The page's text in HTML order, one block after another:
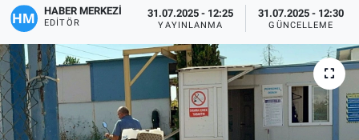
HABER MERKEZİ
EDITÖR
31.07.2025 - 12:25
YAYINLANMA
31.07.2025 - 12:30
GÜNCELLEME
Turizm
Sağlık
Eğitim
Yaşam
Tüm Manşetler
Son Dakika Haberleri
Haber Arşivi